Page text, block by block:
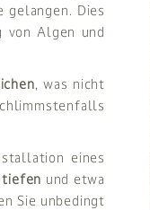
gelangen. Dies
von Algen und
, was nicht
eines
und etwa
Sie unbedingt